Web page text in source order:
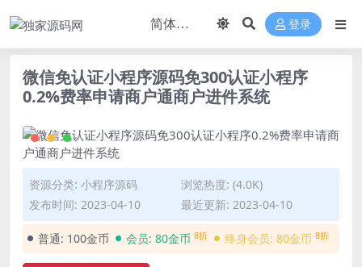
登录
微信免认证小程序源码免300认证小程序
0.2%费率申请商户通商户进件系统
资源分类: 小程序源码
浏览热度: (4.0K)
发布时间: 2023-04-10
最近更新: 2023-04-10
普通: 100金币 会员: 80金币 8折 终身会员: 80金币 8折